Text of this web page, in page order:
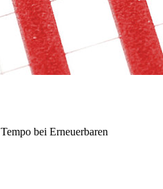
bei Erneuerbaren